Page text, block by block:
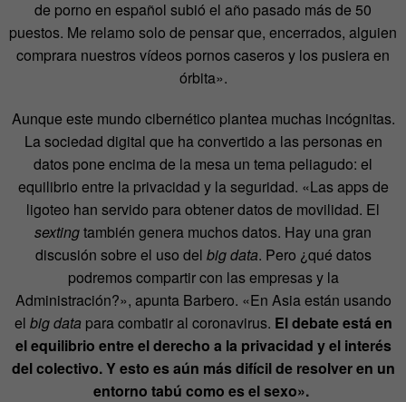
de porno en español subió el año pasado más de 50
puestos. Me relamo solo de pensar que, encerrados, alguien
comprara nuestros vídeos pornos caseros y los pusiera en
órbita».
Aunque este mundo cibernético plantea muchas incógnitas.
La sociedad digital que ha convertido a las personas en
datos pone encima de la mesa un tema peliagudo: el
equilibrio entre la privacidad y la seguridad. «Las apps de
ligoteo han servido para obtener datos de movilidad. El
sextingtambién genera muchos datos. Hay una gran
discusión sobre el uso del big data. Pero ¿qué datos
podremos compartir con las empresas y la
Administración?», apunta Barbero. «En Asia están usando
el big data para combatir al coronavirus. El debate está en
el equilibrio entre el derecho a la privacidad y el interés
del colectivo. Y esto es aún más difícil de resolver en un
entorno tabú como es el sexo».